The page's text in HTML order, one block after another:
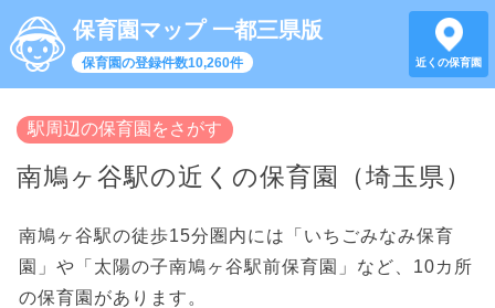
保育園マップ 一都三県版
保育園の登録件数10,260件 近くの保育園
駅周辺の保育園をさがす
南鳩ヶ谷駅の近くの保育園（埼玉県）
南鳩ヶ谷駅の徒歩15分圏内には「いちごみなみ保育
園」や「太陽の子南鳩ヶ谷駅前保育園」など、10カ所
の保育園があります。